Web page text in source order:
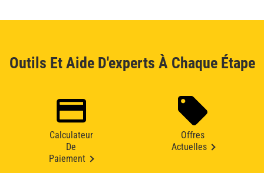
Outils Et Aide D'experts À Chaque Étape
Calculateur
De
Paiement
Offres
Actuelles